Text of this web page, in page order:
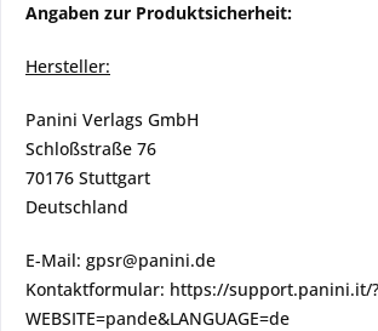
Angaben zur Produktsicherheit:
Hersteller:
Panini Verlags GmbH
Schloßstraße 76
70176 Stuttgart
Deutschland
E-Mail: gpsr@panini.de
Kontaktformular: https://support.panini.it/?
WEBSITE=pande&LANGUAGE=de